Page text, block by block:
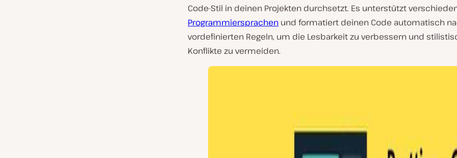
Code-Stil in deinen Projekten durchsetzt. Es unterstützt
Programmiersprachen und formatiert deinen Code automatisch
vordefinierten Regeln, um die Lesbarkeit zu verbessern und
Konflikte zu vermeiden.